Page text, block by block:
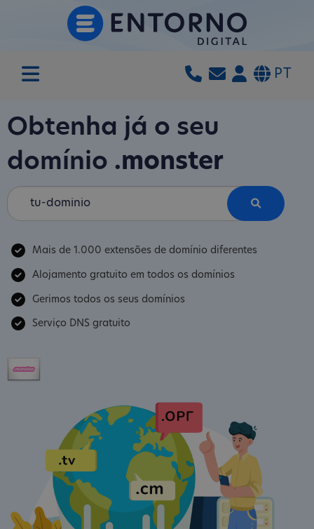
PT
Obtenha já o seu
domínio .monster
Mais de 1.000 extensões de domínio diferentes
Alojamento gratuito em todos os domínios
Gerimos todos os seus domínios
Serviço DNS gratuito